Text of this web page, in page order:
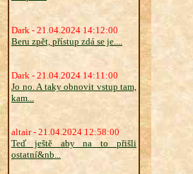
Dark - 21.04.2024 14:12:00
Beru zpět, přístup zdá se je....
Dark - 21.04.2024 14:11:00
Jo no. A taky obnovit vstup tam,
kam...
altair - 21.04.2024 12:58:00
Teď ještě aby na to přišli
ostatní&nb...